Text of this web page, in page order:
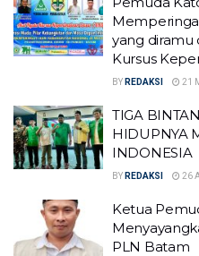
yang diramu
Kursus
BY REDAKSI 21
TIGA
HIDUPNYA
INDONESIA
BY REDAKSI 26
Ketua
PLN Batam